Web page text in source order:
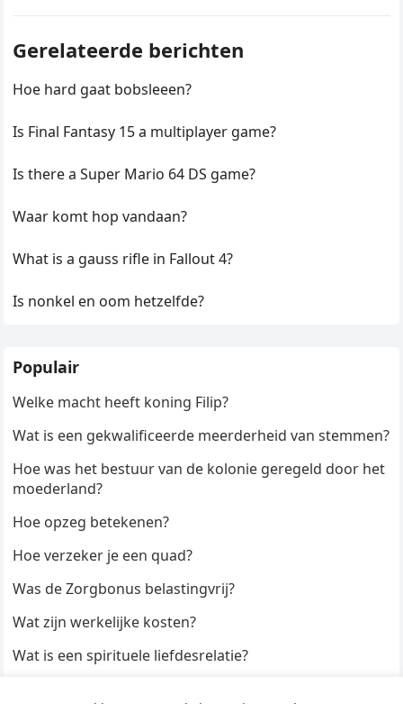
Gerelateerde berichten
Hoe hard gaat bobsleeen?
Is Final Fantasy 15 a multiplayer game?
Is there a Super Mario 64 DS game?
Waar komt hop vandaan?
What is a gauss rifle in Fallout 4?
Is nonkel en oom hetzelfde?
Populair
Welke macht heeft koning Filip?
Wat is een gekwalificeerde meerderheid van stemmen?
Hoe was het bestuur van de kolonie geregeld door het
moederland?
Hoe opzeg betekenen?
Hoe verzeker je een quad?
Was de Zorgbonus belastingvrij?
Wat zijn werkelijke kosten?
Wat is een spirituele liefdesrelatie?